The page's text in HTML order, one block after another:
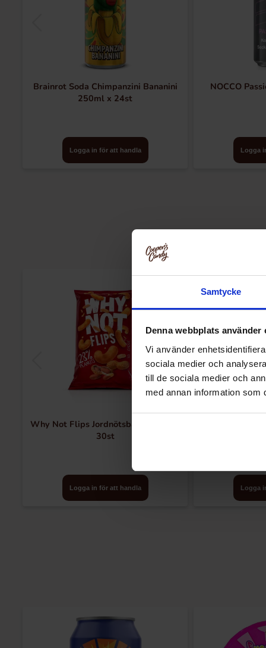
Samtycke
Denna webbplats använder
Vi använder
sociala medier och
till de sociala medier och
med annan information som
Brainrot Soda Chimpanzini Bananini
250ml x 24st
Logga in för att handla
NOCCO
Logga
Why Not Flips Jordnötsbågar 130g x
30st
Logga in för att handla Logga